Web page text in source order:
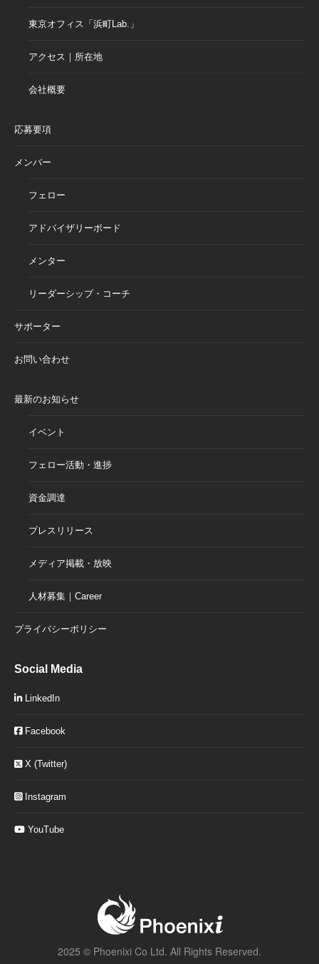
東京オフィス「浜町Lab.」
アクセス｜所在地
会社概要
応募要項
メンバー
フェロー
アドバイザリーボード
メンター
リーダーシップ・コーチ
サポーター
お問い合わせ
最新のお知らせ
イベント
フェロー活動・進捗
資金調達
プレスリリース
メディア掲載・放映
人材募集｜Career
プライバシーポリシー
Social Media
LinkedIn
Facebook
X (Twitter)
Instagram
YouTube
2025 © Phoenixi Co Ltd. All Rights Reserved.